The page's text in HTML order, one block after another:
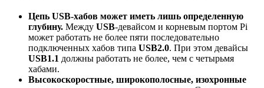
Цепь USB-хабов может иметь лишь определенную
глубину. Между USB-девайсом и корневым портом Pi
может работать не более пяти последовательно
подключенных хабов типа USB2.0. При этом девайсы
USB1.1 должны работать не более, чем с четырьмя
хабами.
Высокоскоростные, широкополосные, изохронные